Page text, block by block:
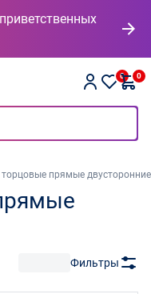
0 0
прямые двусторонние
Фильтры